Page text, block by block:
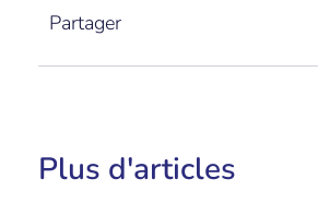
Partager
Plus d'articles